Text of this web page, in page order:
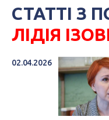
СТАТТІ З
ЛІДІЯ
02.04.2026